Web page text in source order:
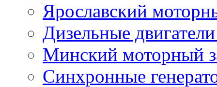
Ярославский
Дизельные
Минский моторный
Синхронные